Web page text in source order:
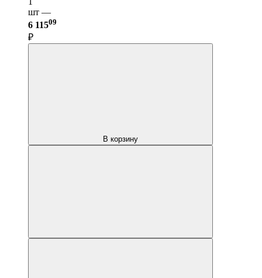
шт —
6 11509
₽
В корзину